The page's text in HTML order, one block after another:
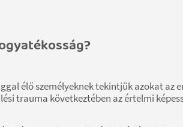
élő személyeknek tekintjük azokat az
trauma következtében az értelmi